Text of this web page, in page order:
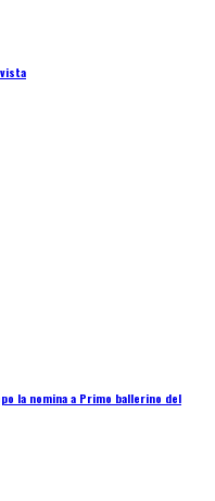
la nomina a Primo ballerino del